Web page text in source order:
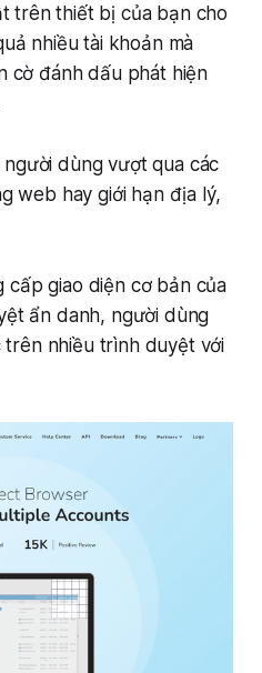
trên thiết bị của bạn cho
nhiều tài khoản mà
cờ đánh dấu phát hiện
người dùng vượt qua các
web hay giới hạn địa lý,
cấp giao diện cơ bản của
ẩn danh, người dùng
nhiều trình duyệt với